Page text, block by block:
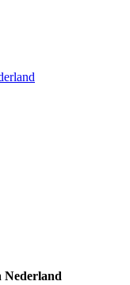
Nederland